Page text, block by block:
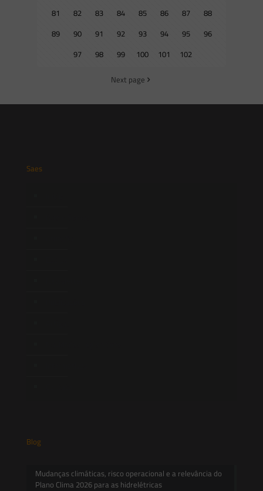
81
82 83 84 85 86 87
88
89
90 91 92 93 94 95
96
97
98 99 100 101 102
Next page
Saes
Blog
Mudanças climáticas, risco operacional e a relevância do
Plano Clima 2026 para as hidrelétricas